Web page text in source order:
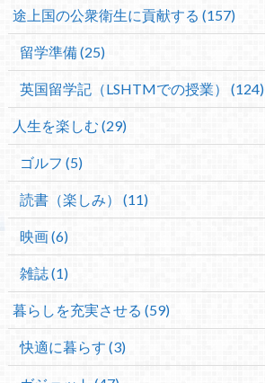
途上国の公衆衛生に貢献する (157)
留学準備 (25)
英国留学記（LSHTMでの授業） (124)
人生を楽しむ (29)
ゴルフ (5)
読書（楽しみ） (11)
映画 (6)
雑誌 (1)
暮らしを充実させる (59)
快適に暮らす (3)